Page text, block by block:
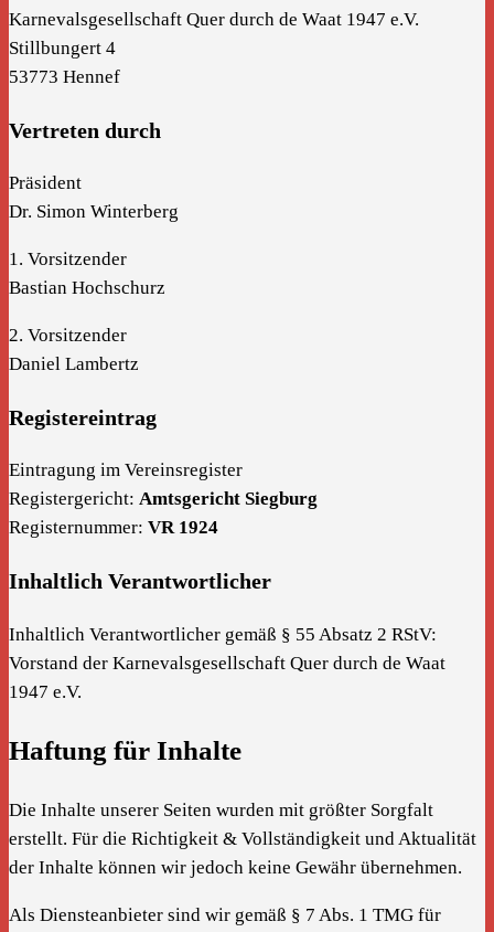
Karnevalsgesellschaft Quer durch de Waat 1947 e.V.
Stillbungert 4
53773 Hennef
Vertreten durch
Präsident
Dr. Simon Winterberg
1. Vorsitzender
Bastian Hochschurz
2. Vorsitzender
Daniel Lambertz
Registereintrag
Eintragung im Vereinsregister
Registergericht: Amtsgericht Siegburg
Registernummer: VR 1924
Inhaltlich Verantwortlicher
Inhaltlich Verantwortlicher gemäß § 55 Absatz 2 RStV:
Vorstand der Karnevalsgesellschaft Quer durch de Waat
1947 e.V.
Haftung für Inhalte
Die Inhalte unserer Seiten wurden mit größter Sorgfalt
erstellt. Für die Richtigkeit & Vollständigkeit und Aktualität
der Inhalte können wir jedoch keine Gewähr übernehmen.
Als Diensteanbieter sind wir gemäß § 7 Abs. 1 TMG für